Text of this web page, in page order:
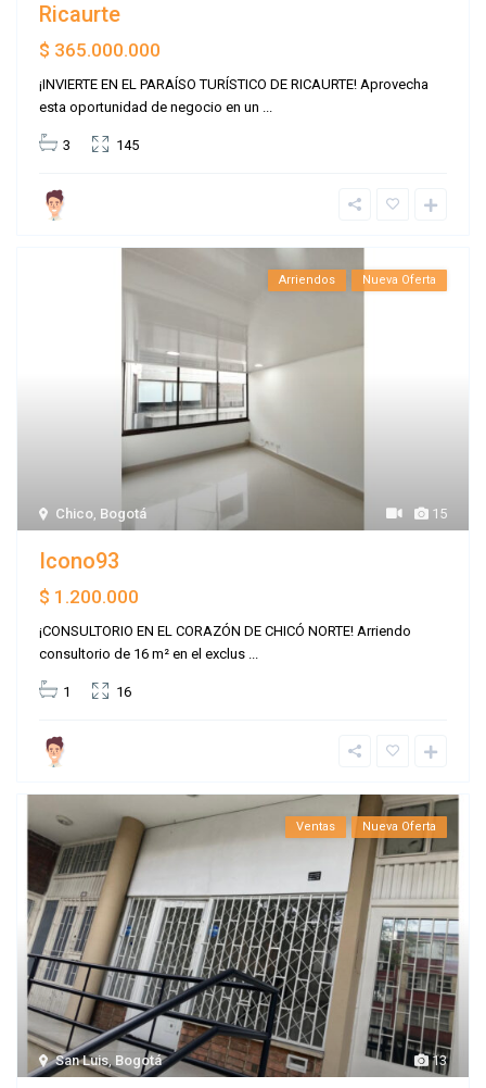
Ricaurte
$ 365.000.000
¡INVIERTE EN EL PARAÍSO TURÍSTICO DE RICAURTE! Aprovecha
esta oportunidad de negocio en un ...
3 145
15
Chico Bogotá
Arriendos Nueva Oferta
Icono93
$ 1.200.000
¡CONSULTORIO EN EL CORAZÓN DE CHICÓ NORTE! Arriendo
consultorio de 16 m² en el exclus
1 16
13
San Luis, Bogotá
Ventas Nueva Oferta